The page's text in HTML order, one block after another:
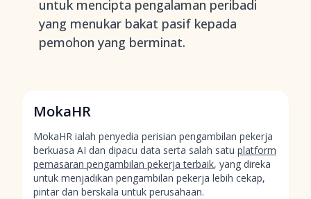
untuk mencipta pengalaman peribadi
yang menukar bakat pasif kepada
pemohon yang berminat.
MokaHR
MokaHR ialah penyedia perisian pengambilan pekerja
berkuasa AI dan dipacu data serta salah satu platform
pemasaran pengambilan pekerja terbaik, yang direka
untuk menjadikan pengambilan pekerja lebih cekap,
pintar dan berskala untuk perusahaan.